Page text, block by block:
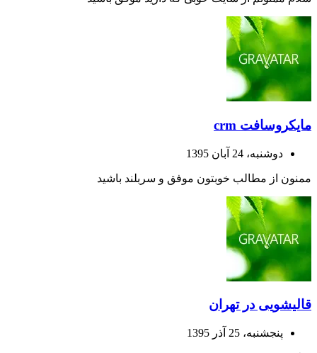
مایکروسافت crm
دوشنبه، 24 آبان 1395
ممنون از مطالب خوبتون موفق و سربلند باشید
قالیشویی در تهران
پنجشنبه، 25 آذر 1395